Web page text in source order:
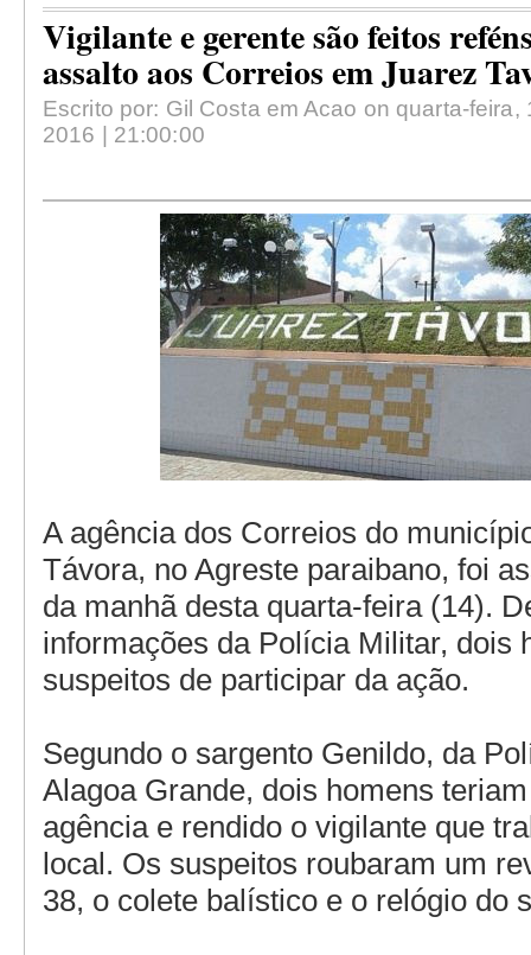
Vigilante e gerente são feitos
assalto aos Correios em Juarez
Escrito por: Gil Costa em Acao on quarta-feira,
2016 | 21:00:00
A agência dos Correios do
Távora, no Agreste paraibano, foi
da manhã desta quarta-feira (14).
informações da Polícia Militar, dois
suspeitos de participar da ação.
Segundo o sargento Genildo, da
Alagoa Grande, dois homens
agência e rendido o vigilante que
local. Os suspeitos roubaram um
38, o colete balístico e o relógio do